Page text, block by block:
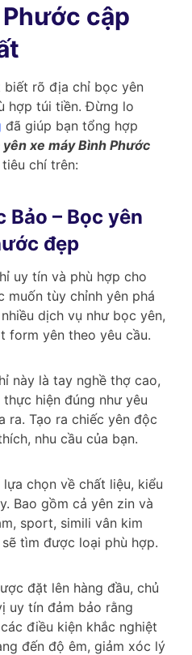
cập
biết rõ địa chỉ bọc yên
hợp túi tiền. Đừng lo
đã giúp bạn tổng hợp
xe máy Bình Phước
chí trên:
Bảo – Bọc yên
đẹp
uy tín và phù hợp cho
muốn tùy chỉnh yên phá
dịch vụ như bọc yên,
form yên theo yêu cầu.
này là tay nghề thợ cao,
hiện đúng như yêu
ra. Tạo ra chiếc yên độc
nhu cầu của bạn.
chọn về chất liệu, kiểu
Bao gồm cả yên zin và
sport, simili vân kim
tìm được loại phù hợp.
đặt lên hàng đầu, chủ
uy tín đảm bảo rằng
điều kiện khắc nghiệt
đến độ êm, giảm xóc lý